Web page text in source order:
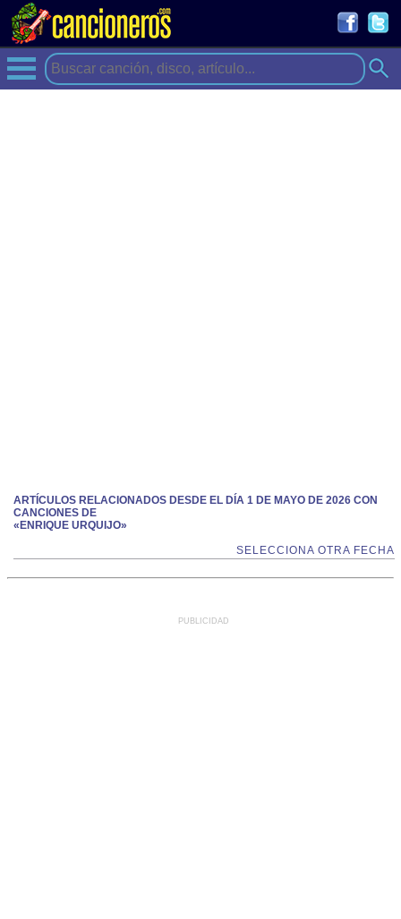
ARTÍCULOS RELACIONADOS DESDE EL DÍA 1 DE MAYO DE 2026 CON
CANCIONES DE
«ENRIQUE URQUIJO»
SELECCIONA OTRA FECHA
PUBLICIDAD